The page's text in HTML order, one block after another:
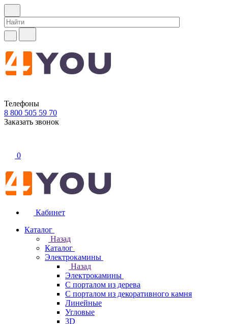
Телефоны
8 800 505 59 70
Заказать звонок
0
Кабинет
Каталог
Назад
Каталог
Электрокамины
Назад
Электрокамины
С порталом из дерева
С порталом из декоративного камня
Линейные
Угловые
3D